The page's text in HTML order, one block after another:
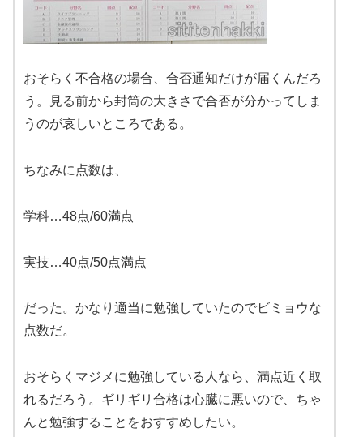
おそらく不合格の場合、合否通知だけが届くんだろ
う。見る前から封筒の大きさで合否が分かってしま
うのが哀しいところである。
ちなみに点数は、
学科…48点/60満点
実技…40点/50点満点
だった。かなり適当に勉強していたのでビミョウな
点数だ。
おそらくマジメに勉強している人なら、満点近く取
れるだろう。ギリギリ合格は心臓に悪いので、ちゃ
んと勉強することをおすすめしたい。